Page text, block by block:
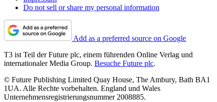
Do not sell or share my personal information
Add as a preferred source on Google
T3 ist Teil der Future plc, einem führenden Online Verlag und
internationaler Media Group. Besuche Future plc.
© Future Publishing Limited Quay House, The Ambury, Bath BA1
1UA. Alle Rechte vorbehalten. England und Wales
Unternehmensregistrierungsnummer 2008885.